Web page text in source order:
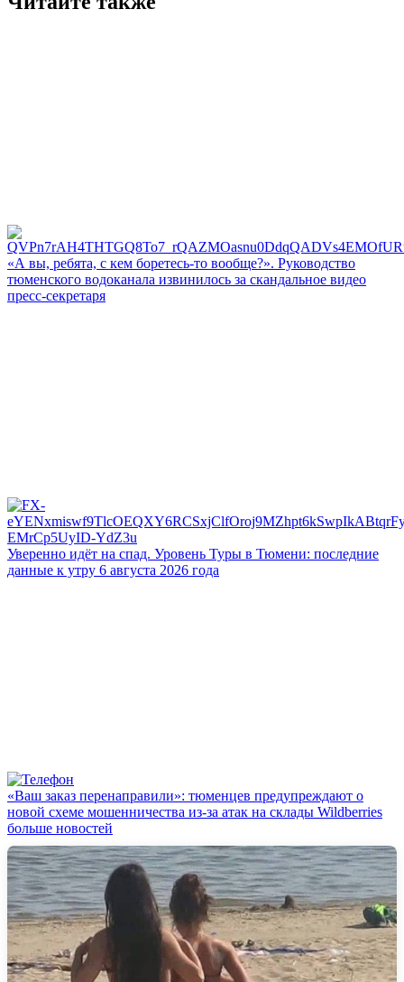
«А вы, ребята, с кем боретесь‑то вообще?». Руководство
тюменского водоканала извинилось за скандальное видео
пресс-секретаря
Уверенно идёт на спад. Уровень Туры в Тюмени: последние
данные к утру 6 августа 2026 года
«Ваш заказ перенаправили»: тюменцев предупреждают о
новой схеме мошенничества из-за атак на склады Wildberries
больше новостей